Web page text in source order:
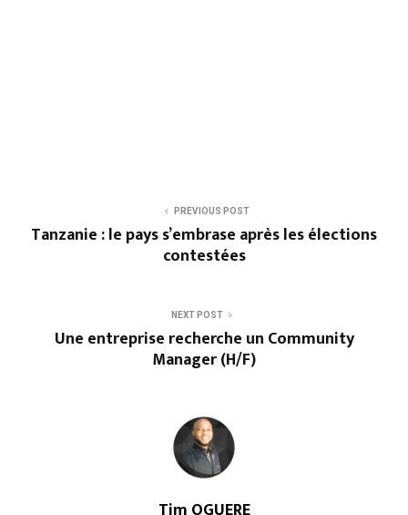
PREVIOUS POST
Tanzanie : le pays s’embrase après les élections
contestées
NEXT POST
Une entreprise recherche un Community
Manager (H/F)